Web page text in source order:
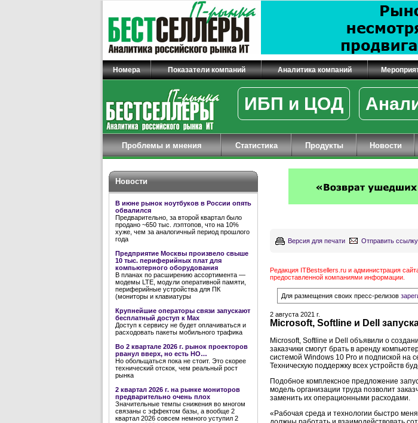
Номера Показатели компаний Аналитика компаний
ИБП и ЦОД
Проблемы и мнения Статистика Продукты Новости
Новости
В июне рынок ноутбуков в России опять
обвалился
Предварительно, за второй квартал было
продано ~650 тыс. лэптопов, что на 10%
хуже, чем за аналогичный период прошлого
года
Предприятие Москвы произвело свыше
10 тыс. периферийных плат для
компьютерного оборудования
В планах по расширению ассортимента —
модемы LTE, модули оперативной памяти,
периферийные устройства для ПК
(мониторы и клавиатуры
Крупнейшие операторы связи запускают
бесплатный доступ к Мах
Доступ к сервису не будет оплачиваться и
расходовать пакеты мобильного трафика
Во 2 квартале 2026 г. рынок проекторов
рванул вверх, но есть НО…
Но обольщаться пока не стоит. Это скорее
технический отскок, чем реальный рост
рынка
2 квартал 2026 г. на рынке мониторов
предварительно очень плох
Значительные темпы снижения во многом
связаны с эффектом базы, а вообще 2
квартал 2026 совсем немного уступил 2
Версия для печати Отправить ссылку
Редакция ITBestsellers.ru и администрация
предоставленной компаниями информации.
Для размещения своих пресс-релизов
2 августа 2021 г.
Microsoft, Softline и Dell
Microsoft, Softline и Dell объявили о
заказчики смогут брать в аренду
системой Windows 10 Pro и подпиской на
Техническую поддержку всех устройств
Подобное комплексное предложение
модель организации труда позволит
заменить их операционными расходами.
«Рабочая среда и технологии быстро